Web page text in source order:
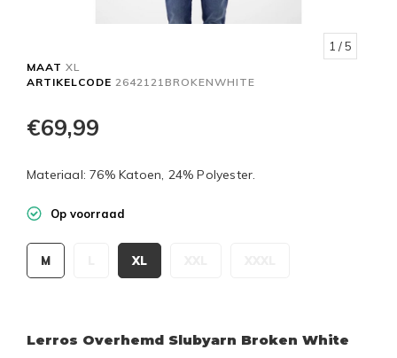
1 / 5
MAAT XL
ARTIKELCODE 2642121BROKENWHITE
€69,99
Materiaal: 76% Katoen, 24% Polyester.
Op voorraad
M XL
Lerros Overhemd Slubyarn Broken White